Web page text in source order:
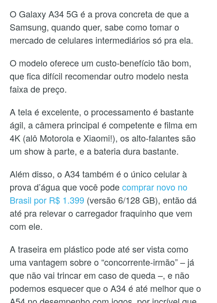
O Galaxy A34 5G é a prova concreta de que a
Samsung, quando quer, sabe como tomar o
mercado de celulares intermediários só pra ela.
O modelo oferece um custo-benefício tão bom,
que fica difícil recomendar outro modelo nesta
faixa de preço.
A tela é excelente, o processamento é bastante
ágil, a câmera principal é competente e filma em
4K (alô Motorola e Xiaomi!), os alto-falantes são
um show à parte, e a bateria dura bastante.
Além disso, o A34 também é o único celular à
prova d’água que você podecomprar novo no
Brasil por R$ 1.399 (versão 6/128 GB), então dá
até pra relevar o carregador fraquinho que vem
com ele.
A traseira em plástico pode até ser vista como
uma vantagem sobre o “concorrente-irmão” – já
que não vai trincar em caso de queda –, e não
podemos esquecer que o A34 é até melhor que o